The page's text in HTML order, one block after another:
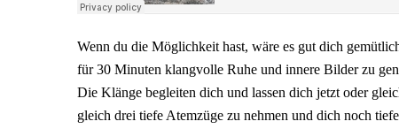
Wenn du die Möglichkeit hast, wäre es gut dich
für 30 Minuten klangvolle Ruhe und innere Bilder zu
Die Klänge begleiten dich und lassen dich jetzt oder
gleich drei tiefe Atemzüge zu nehmen und dich noch